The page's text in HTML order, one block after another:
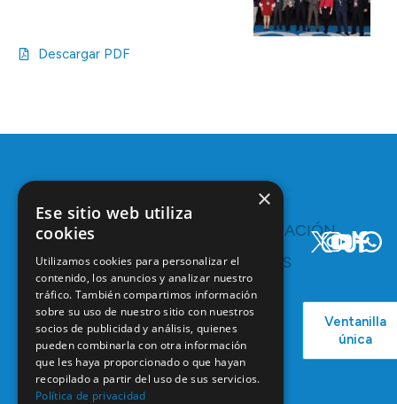
Descargar PDF
C/ Mauricio
Legendre,
28046
Madrid
Servicios y
Ventajas
Bolsa de
Empleo
Formación
Continuada
COMUNICACIÓN
RECURSOS
Campañas
COEM
Podcast
Actualidad
Ventanilla
única
×
Ese sitio web utiliza
cookies
Utilizamos cookies para personalizar el
contenido, los anuncios y analizar nuestro
tráfico. También compartimos información
sobre su uso de nuestro sitio con nuestros
socios de publicidad y análisis, quienes
pueden combinarla con otra información
que les haya proporcionado o que hayan
recopilado a partir del uso de sus servicios.
Política de privacidad